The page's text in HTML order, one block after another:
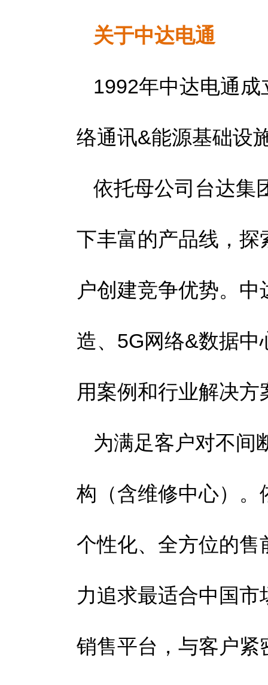
关于中达电通
1992年中达电通
络通讯&能源基础设
依托母公司台达集
下丰富的产品线，
户创建竞争优势。中
造、5G网络&数据
用案例和行业解决
为满足客户对不间
构（含维修中心）
个性化、全方位的
力追求最适合中国
销售平台，与客户